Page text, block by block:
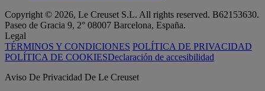
Copyright © 2026, Le Creuset S.L. All rights reserved. B62153630.
Paseo de Gracia 9, 2° 08007 Barcelona, España.
Legal
TÉRMINOS Y CONDICIONES POLÍTICA DE PRIVACIDAD
POLÍTICA DE COOKIESDeclaración de accesibilidad
Aviso De Privacidad De Le Creuset